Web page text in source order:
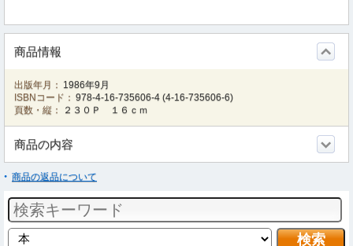
商品情報
出版年月： 1986年9月
ISBNコード： 978-4-16-735606-4 (4-16-735606-6)
頁数・縦：
２３０Ｐ １６ｃｍ
商品の内容
商品の返品について